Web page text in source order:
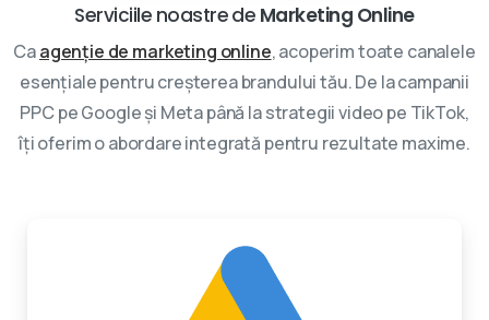
Serviciile noastre de Marketing Online
Caagenție de marketing online, acoperim toate canalele
esențiale pentru creșterea brandului tău. De la campanii
PPC pe Google și Meta până la strategii video pe TikTok,
îți oferim o abordare integrată pentru rezultate maxime.